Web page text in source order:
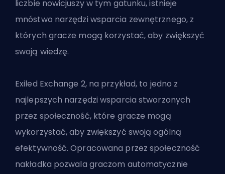
liczbie nowicjuszy w tym gatunku, istnieje
mnóstwo narzędzi wsparcia zewnętrznego, z
których gracze mogą korzystać, aby zwiększyć
swoją wiedzę.
Exiled Exchange 2, na przykład, to jedno z
najlepszych narzędzi wsparcia stworzonych
przez społeczność, które gracze mogą
wykorzystać, aby zwiększyć swoją ogólną
efektywność. Opracowana przez społeczność
nakładka pozwala graczom automatycznie